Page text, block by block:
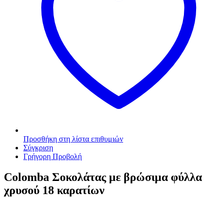
Προσθήκη στη λίστα επιθυμιών
Σύγκριση
Γρήγορη Προβολή
Colomba Σοκολάτας με βρώσιμα φύλλα
χρυσού 18 καρατίων